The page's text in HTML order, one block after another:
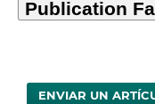
ENVIAR UN